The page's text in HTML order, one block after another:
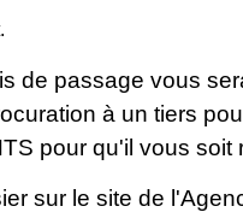
de passage vous
à un tiers
pour qu'il vous soit
sur le site de